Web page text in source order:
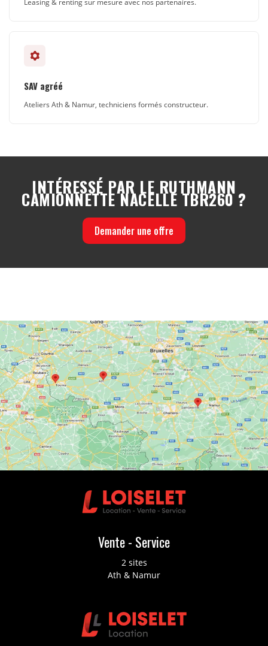
Leasing & renting sur mesure avec nos partenaires.
SAV agréé
Ateliers Ath & Namur, techniciens formés constructeur.
INTÉRESSÉ PAR LE RUTHMANN
CAMIONNETTE NACELLE TBR260 ?
Demander une offre
Vente - Service
2 sites
Ath & Namur